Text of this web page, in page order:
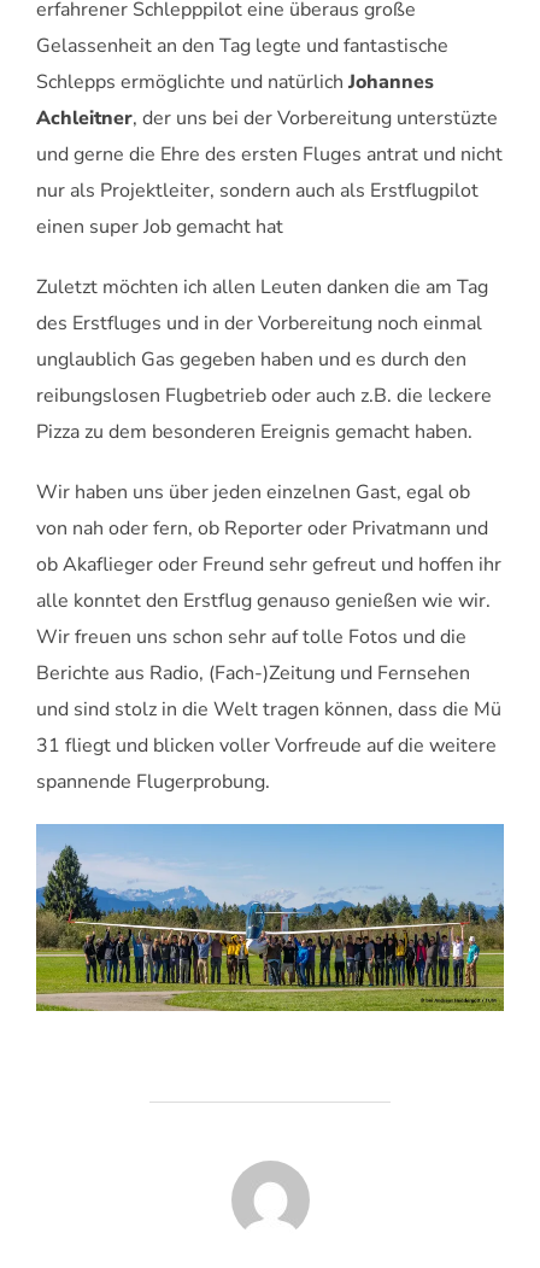
erfahrener Schlepppilot eine überaus große
Gelassenheit an den Tag legte und fantastische
Schlepps ermöglichte und natürlich Johannes
Achleitner, der uns bei der Vorbereitung unterstüzte
und gerne die Ehre des ersten Fluges antrat und nicht
nur als Projektleiter, sondern auch als Erstflugpilot
einen super Job gemacht hat
Zuletzt möchten ich allen Leuten danken die am Tag
des Erstfluges und in der Vorbereitung noch einmal
unglaublich Gas gegeben haben und es durch den
reibungslosen Flugbetrieb oder auch z.B. die leckere
Pizza zu dem besonderen Ereignis gemacht haben.
Wir haben uns über jeden einzelnen Gast, egal ob
von nah oder fern, ob Reporter oder Privatmann und
ob Akaflieger oder Freund sehr gefreut und hoffen ihr
alle konntet den Erstflug genauso genießen wie wir.
Wir freuen uns schon sehr auf tolle Fotos und die
Berichte aus Radio, (Fach-)Zeitung und Fernsehen
und sind stolz in die Welt tragen können, dass die Mü
31 fliegt und blicken voller Vorfreude auf die weitere
spannende Flugerprobung.
BEITRAGSAUTOR